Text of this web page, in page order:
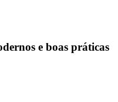
e boas práticas